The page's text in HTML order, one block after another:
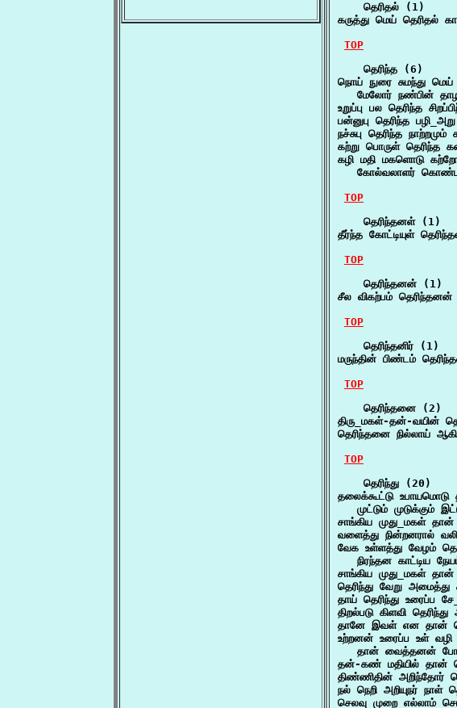
    தெரிதல் (1)
கருத்து மெய்
TOP
    தெரிந்த (6)
நொய் நுரை சுமந்து மெய்
மேலோர் நண்பின்
உறுப்பு பல தெரிந்த
பன்னுபு தெரிந்த
நச்சுபு தெரிந்த
கற்று பொருள்
கழி மதி மகளொடு
கோல்வலாளர்
TOP
    தெரிந்தனள் (1)
தீர்ந்த கோட்டியுள்
TOP
    தெரிந்தனன் (1)
சீல விகற்பம்
TOP
    தெரிந்தனிர் (1)
மருந்தின் பிண்டம்
TOP
    தெரிந்தனை (2)
திரு_மகள்-தன்-வயின்
தெரிந்தனை நில்லாய்
TOP
    தெரிந்து (20)
தலைக்கூட்டு
முட்டும் முடுக்கும்
சாங்கிய முது_மகள்
வளைத்து நின்றனரால்
வேக உள்ளத்து வேழம்
நிரந்தன காட்டிய
சாங்கிய முது_மகள்
தெரிந்து வேறு
தாய் தெரிந்து உரைப்ப
திறல்படு கிளவி
தானே இவள் என தான்
உற்றனன் உரைப்ப உள் வழி
தான் வைத்தனன்
தன்-கண் மதியில் தான்
திண்ணிதின் அறிந்தோர்
நல் நெறி அறியுநர் நாள்
செலவு முறை எல்லாம்